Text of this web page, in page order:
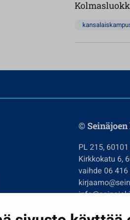
©
PL 215,
Kirkkokatu 6,
vaihde 06 416